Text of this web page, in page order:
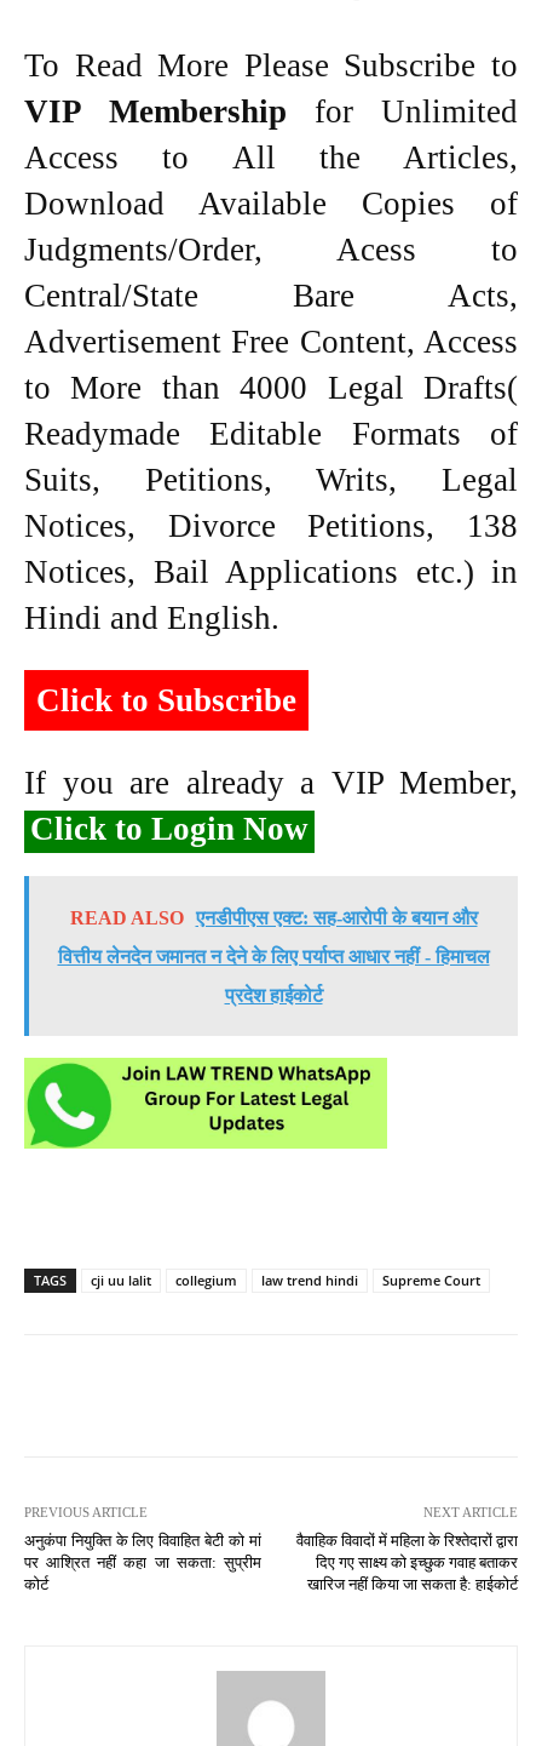
To Read More Please Subscribe to
VIP Membership for Unlimited
Access to All the Articles,
Download Available Copies of
Judgments/Order, Acess to
Central/State Bare Acts,
Advertisement Free Content, Access
to More than 4000 Legal Drafts(
Readymade Editable Formats of
Suits, Petitions, Writs, Legal
Notices, Divorce Petitions, 138
Notices, Bail Applications etc.) in
Hindi and English.
Click to Subscribe
If you are already a VIP Member,
Click to Login Now
READ ALSO एनडीपीएस एक्ट: सह-आरोपी के बयान और
वित्तीय लेनदेन जमानत न देने के लिए पर्याप्त आधार नहीं - हिमाचल
प्रदेश हाईकोर्ट
TAGS cji uu lalit collegium law trend hindi Supreme Court
PREVIOUS ARTICLE
अनुकंपा नियुक्ति के लिए विवाहित बेटी को मां
पर आश्रित नहीं कहा जा सकता: सुप्रीम
कोर्ट
NEXT ARTICLE
वैवाहिक विवादों में महिला के रिश्तेदारों द्वारा
दिए गए साक्ष्य को इच्छुक गवाह बताकर
खारिज नहीं किया जा सकता है: हाईकोर्ट